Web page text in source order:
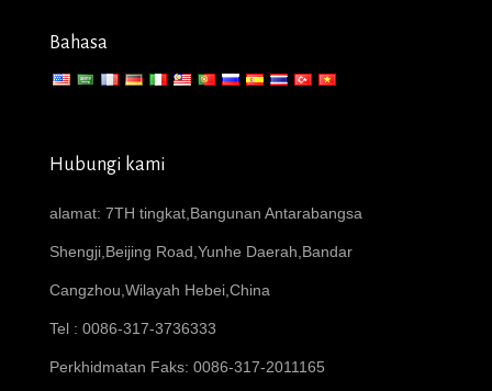
Bahasa
Hubungi kami
alamat: 7TH tingkat,Bangunan Antarabangsa
Shengji,Beijing Road,Yunhe Daerah,Bandar
Cangzhou,Wilayah Hebei,China
Tel : 0086-317-3736333
Perkhidmatan Faks: 0086-317-2011165